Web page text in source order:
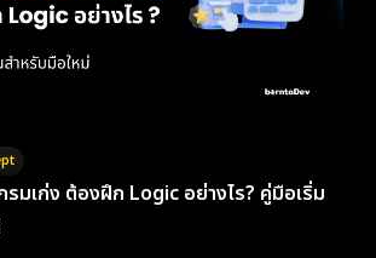
รมเก่ง ต้องฝึก Logic อย่างไร? คู่มือเริ่ม